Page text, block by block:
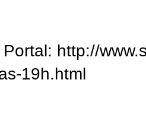
http://
19h.html